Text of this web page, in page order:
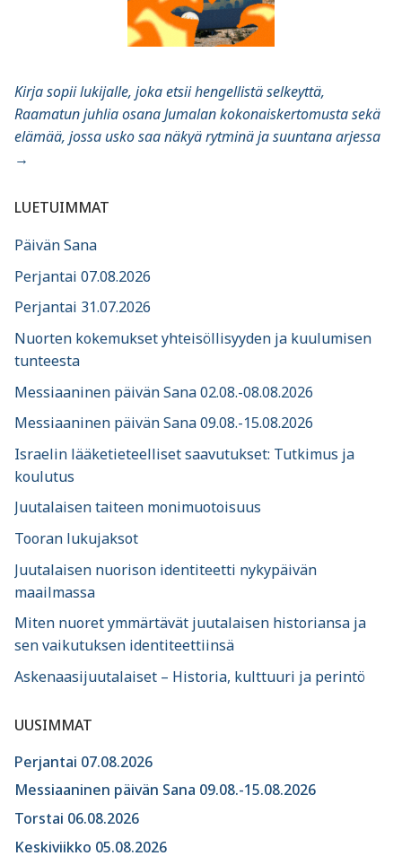
Kirja sopii lukijalle, joka etsii hengellistä selkeyttä,
Raamatun juhlia osana Jumalan kokonaiskertomusta sekä
elämää, jossa usko saa näkyä rytminä ja suuntana arjessa
→
LUETUIMMAT
Päivän Sana
Perjantai 07.08.2026
Perjantai 31.07.2026
Nuorten kokemukset yhteisöllisyyden ja kuulumisen
tunteesta
Messiaaninen päivän Sana 02.08.-08.08.2026
Messiaaninen päivän Sana 09.08.-15.08.2026
Israelin lääketieteelliset saavutukset: Tutkimus ja
koulutus
Juutalaisen taiteen monimuotoisuus
Tooran lukujaksot
Juutalaisen nuorison identiteetti nykypäivän
maailmassa
Miten nuoret ymmärtävät juutalaisen historiansa ja
sen vaikutuksen identiteettiinsä
Askenaasijuutalaiset – Historia, kulttuuri ja perintö
UUSIMMAT
Perjantai 07.08.2026
Messiaaninen päivän Sana 09.08.-15.08.2026
Torstai 06.08.2026
Keskiviikko 05.08.2026